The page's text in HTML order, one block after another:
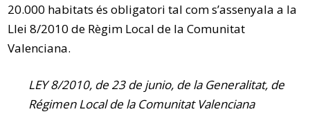
20.000 habitats és obligatori tal com s’assenyala a la
Llei 8/2010 de Règim Local de la Comunitat
Valenciana.
LEY 8/2010, de 23 de junio, de la Generalitat, de
Régimen Local de la Comunitat Valenciana